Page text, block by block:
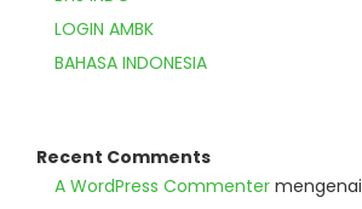
LOGIN AMBK
BAHASA INDONESIA
Recent Comments
A WordPress Commenter mengenai